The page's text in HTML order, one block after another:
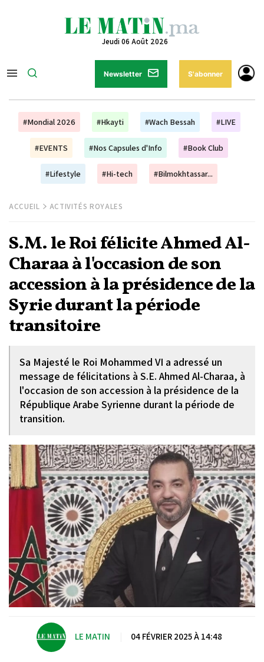
Jeudi 06 Août 2026
Newsletter S'abonner
#Mondial 2026 #Hkayti #Wach Bessah #LIVE
#EVENTS #Nos Capsules d'Info #Book Club
#Lifestyle #Hi-tech #Bilmokhtassar...
ACCUEIL ACTIVITÉS ROYALES
S.M. le Roi félicite Ahmed Al-
Charaa à l'occasion de son
accession à la présidence de la
Syrie durant la période
transitoire
Sa Majesté le Roi Mohammed VI a adressé un
message de félicitations à S.E. Ahmed Al-Charaa, à
l'occasion de son accession à la présidence de la
République Arabe Syrienne durant la période de
transition.
LE MATIN 04 FÉVRIER 2025 À 14:48